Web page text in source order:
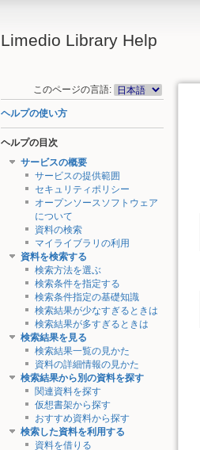
Limedio Library Help
このページの言語:
ヘルプの使い方
ヘルプの目次
サービスの概要
サービスの提供範囲
セキュリティポリシー
オープンソースソフトウェア
について
資料の検索
マイライブラリの利用
資料を検索する
検索方法を選ぶ
検索条件を指定する
検索条件指定の基礎知識
検索結果が少なすぎるときは
検索結果が多すぎるときは
検索結果を見る
検索結果一覧の見かた
資料の詳細情報の見かた
検索結果から別の資料を探す
関連資料を探す
仮想書架から探す
おすすめ資料から探す
検索した資料を利用する
資料を借りる